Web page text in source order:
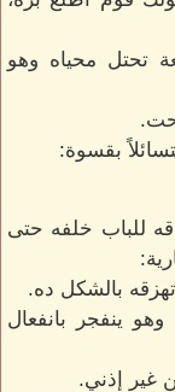
تحتل محياه وهو
بقسوة:
للباب خلفه حتى
بالشكل ده.
ينفجر بانفعال
غير إذني.